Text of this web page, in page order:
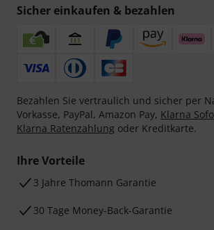
Sicher einkaufen & bezahlen
Bezahlen Sie vertraulich und sicher per
Vorkasse, PayPal, Amazon Pay, Klarna
Klarna Ratenzahlung oder Kreditkarte.
Ihre Vorteile
3 Jahre Thomann Garantie
30 Tage Money-Back-Garantie